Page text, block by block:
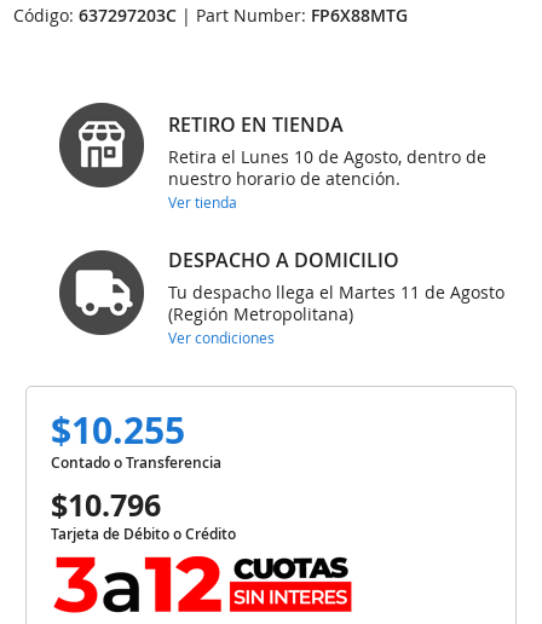
Código:637297203C | Part Number: FP6X88MTG
RETIRO EN TIENDA
Retira el Lunes 10 de Agosto, dentro de
nuestro horario de atención.
Ver tienda
DESPACHO A DOMICILIO
Tu despacho llega el Martes 11 de Agosto
(Región Metropolitana)
Ver condiciones
$10.255
Contado o Transferencia
$10.796
Tarjeta de Débito o Crédito